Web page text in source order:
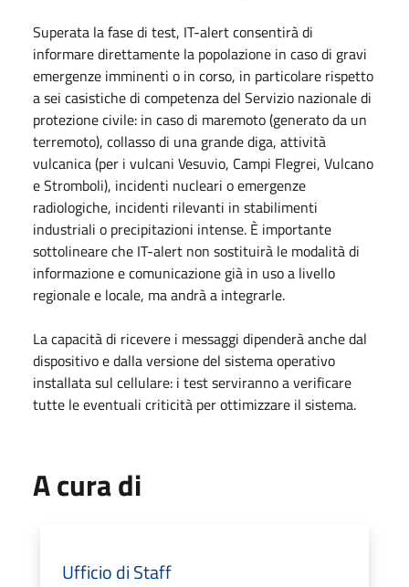
Superata la fase di test, IT-alert consentirà di
informare direttamente la popolazione in caso di gravi
emergenze imminenti o in corso, in particolare rispetto
a sei casistiche di competenza del Servizio nazionale di
protezione civile: in caso di maremoto (generato da un
terremoto), collasso di una grande diga, attività
vulcanica (per i vulcani Vesuvio, Campi Flegrei, Vulcano
e Stromboli), incidenti nucleari o emergenze
radiologiche, incidenti rilevanti in stabilimenti
industriali o precipitazioni intense. È importante
sottolineare che IT-alert non sostituirà le modalità di
informazione e comunicazione già in uso a livello
regionale e locale, ma andrà a integrarle.
La capacità di ricevere i messaggi dipenderà anche dal
dispositivo e dalla versione del sistema operativo
installata sul cellulare: i test serviranno a verificare
tutte le eventuali criticità per ottimizzare il sistema.
A cura di
Ufficio di Staff